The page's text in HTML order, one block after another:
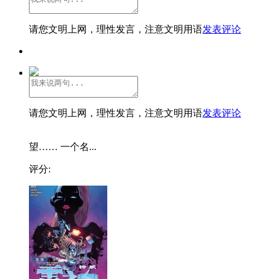
请您文明上网，理性发言，注意文明用语发表评论
请您文明上网，理性发言，注意文明用语发表评论
望…… 一个名...
评分: